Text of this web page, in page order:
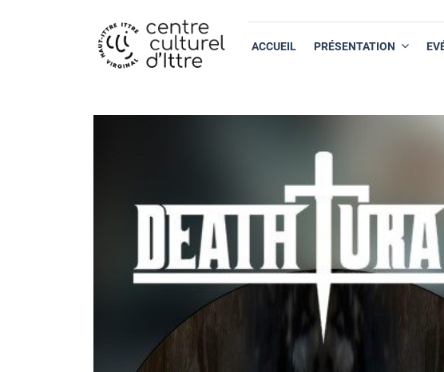
ACCUEIL PRÉSENTATION